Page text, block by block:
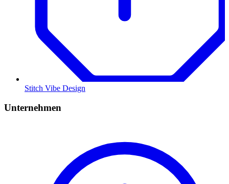
Stitch Vibe Design
Unternehmen